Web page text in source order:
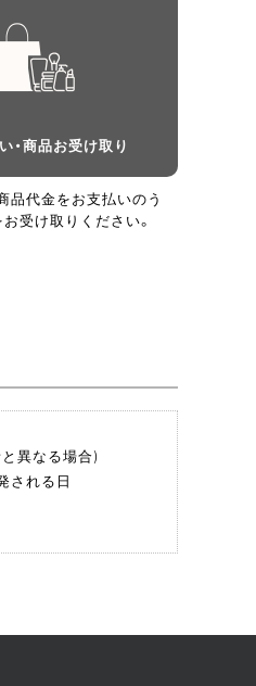
・商品お受け取り
品代金をお支払いのう
受け取りください。
異なる場合)
される日